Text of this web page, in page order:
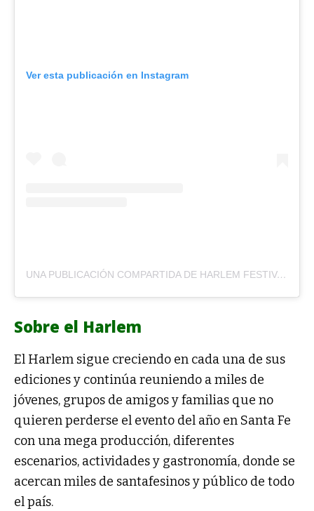
Ver esta publicación en Instagram
UNA PUBLICACIÓN COMPARTIDA DE HARLEM FESTIVAL (@HARLEMFESTIVAL)
Sobre el Harlem
El Harlem sigue creciendo en cada una de sus
ediciones y continúa reuniendo a miles de
jóvenes, grupos de amigos y familias que no
quieren perderse el evento del año en Santa Fe
con una mega producción, diferentes
escenarios, actividades y gastronomía, donde se
acercan miles de santafesinos y público de todo
el país.